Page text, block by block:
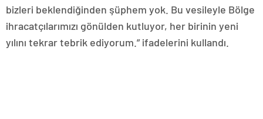
bizleri beklendiğinden şüphem yok. Bu vesileyle Bölge
ihracatçılarımızı gönülden kutluyor, her birinin yeni
yılını tekrar tebrik ediyorum.” ifadelerini kullandı.